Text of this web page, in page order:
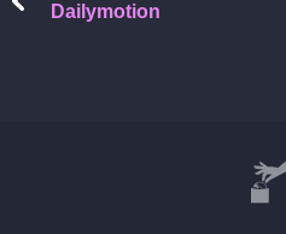
Dailymotion